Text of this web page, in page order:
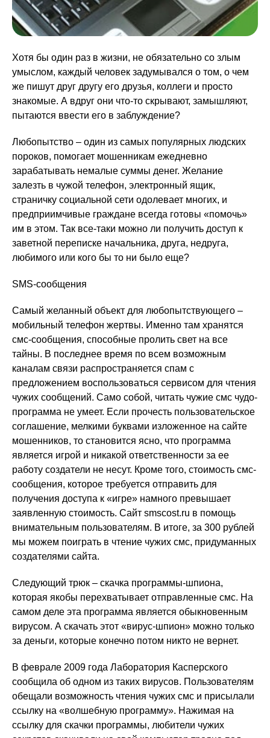
Хотя бы один раз в жизни, не обязательно со злым
умыслом, каждый человек задумывался о том, о чем
же пишут друг другу его друзья, коллеги и просто
знакомые. А вдруг они что-то скрывают, замышляют,
пытаются ввести его в заблуждение?
Любопытство – один из самых популярных людских
пороков, помогает мошенникам ежедневно
зарабатывать немалые суммы денег. Желание
залезть в чужой телефон, электронный ящик,
страничку социальной сети одолевает многих, и
предприимчивые граждане всегда готовы «помочь»
им в этом. Так все-таки можно ли получить доступ к
заветной переписке начальника, друга, недруга,
любимого или кого бы то ни было еще?
SMS-сообщения
Самый желанный объект для любопытствующего –
мобильный телефон жертвы. Именно там хранятся
смс-сообщения, способные пролить свет на все
тайны. В последнее время по всем возможным
каналам связи распространяется спам с
предложением воспользоваться сервисом для чтения
чужих сообщений. Само собой, читать чужие смс чудо-
программа не умеет. Если прочесть пользовательское
соглашение, мелкими буквами изложенное на сайте
мошенников, то становится ясно, что программа
является игрой и никакой ответственности за ее
работу создатели не несут. Кроме того, стоимость смс-
сообщения, которое требуется отправить для
получения доступа к «игре» намного превышает
заявленную стоимость. Сайт smscost.ru в помощь
внимательным пользователям. В итоге, за 300 рублей
мы можем поиграть в чтение чужих смс, придуманных
создателями сайта.
Следующий трюк – скачка программы-шпиона,
которая якобы перехватывает отправленные смс. На
самом деле эта программа является обыкновенным
вирусом. А скачать этот «вирус-шпион» можно только
за деньги, которые конечно потом никто не вернет.
В феврале 2009 года Лаборатория Касперского
сообщила об одном из таких вирусов. Пользователям
обещали возможность чтения чужих смс и присылали
ссылку на «волшебную программу». Нажимая на
ссылку для скачки программы, любители чужих